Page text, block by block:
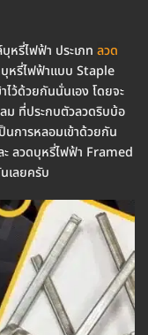
หรี่ไฟฟ้า ประเภท ลวด
หรี่ไฟฟ้าแบบ Staple
ว้ด้วยกันนั่นเอง โดยจะ
ม ที่ประกบตัวลวดริบบ้อ
การหลอมเข้าด้วยกัน
ลวดบุหรี่ไฟฟ้า Framed
เลยครับ